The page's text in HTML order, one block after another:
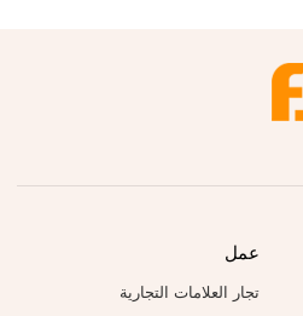
عمل
تجار العلامات التجارية